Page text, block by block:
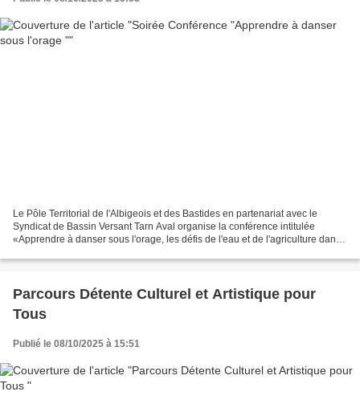
Le Pôle Territorial de l'Albigeois et des Bastides en partenariat avec le
Syndicat de Bassin Versant Tarn Aval organise la conférence intitulée
«Apprendre à danser sous l'orage, les défis de l'eau et de l'agriculture dans
Parcours Détente Culturel et Artistique pour
Tous
Publié le 08/10/2025 à 15:51